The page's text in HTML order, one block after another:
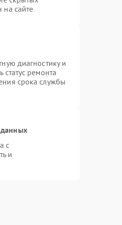
на сайте
диагностику и
ремонта
срока службы
с
и